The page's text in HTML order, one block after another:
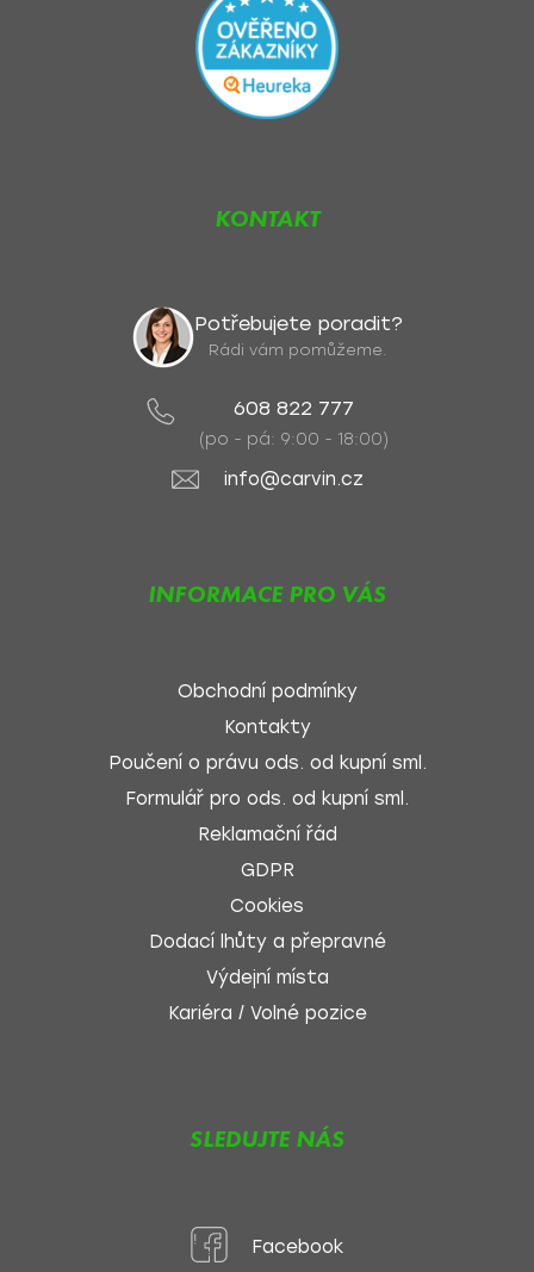
KONTAKT
Potřebujete poradit?
Rádi vám pomůžeme.
608 822 777
(po - pá: 9:00 - 18:00)
info@carvin.cz
INFORMACE PRO VÁS
Obchodní podmínky
Kontakty
Poučení o právu ods. od kupní sml.
Formulář pro ods. od kupní sml.
Reklamační řád
GDPR
Cookies
Dodací lhůty a přepravné
Výdejní místa
Kariéra / Volné pozice
SLEDUJTE NÁS
Facebook